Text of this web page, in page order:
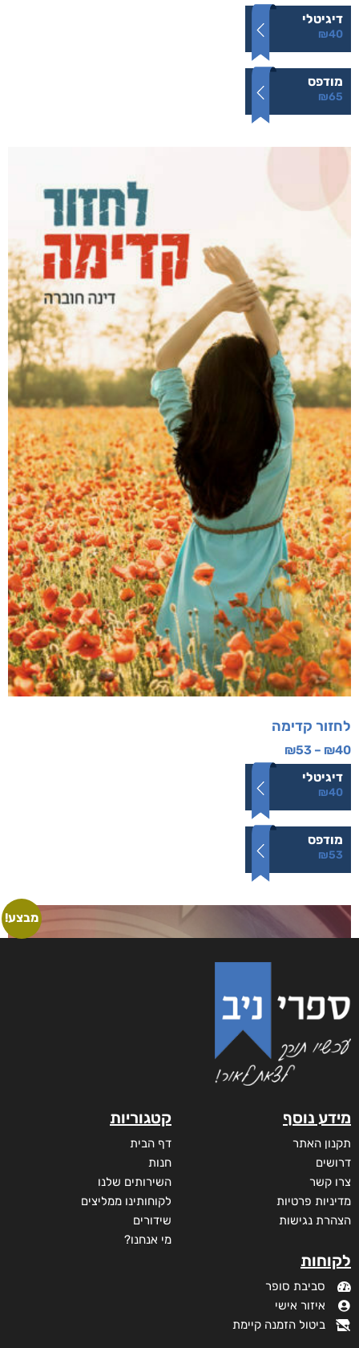
דיגיטלי
₪40
מודפס
₪65
לחזור קדימה
₪40
–
₪53
דיגיטלי
₪40
מודפס
₪53
מבצע!
מידע נוסף
תקנון האתר
דרושים
צרו קשר
מדיניות פרטיות
הצהרת נגישות
לקוחות
סביבת סופר
איזור אישי
ביטול הזמנה קיימת
קטגוריות
דף הבית
חנות
השירותים שלנו
לקוחותינו ממליצים
שידורים
מי אנחנו?